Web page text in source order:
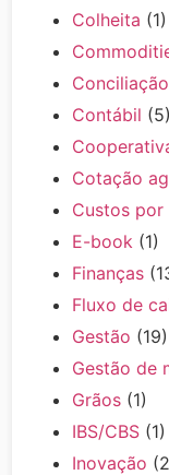
Colheita (1)
Contábil (5)
Cotação
Custos por
E-book (1)
Finanças
Fluxo de
Gestão (19)
Gestão de
Grãos (1)
IBS/CBS (1)
Inovação